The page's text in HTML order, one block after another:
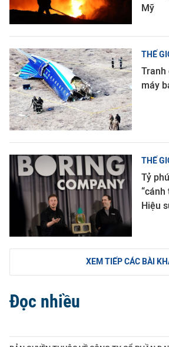
Mỹ
THẾ
Tranh
máy
THẾ
Tỷ
“cánh
Hiệu
XEM TIẾP CÁC BÀI
Đọc nhiều